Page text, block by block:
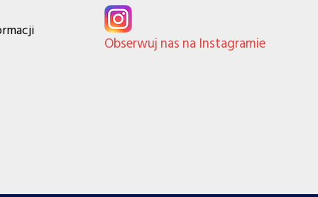
Obserwuj nas na Instagramie